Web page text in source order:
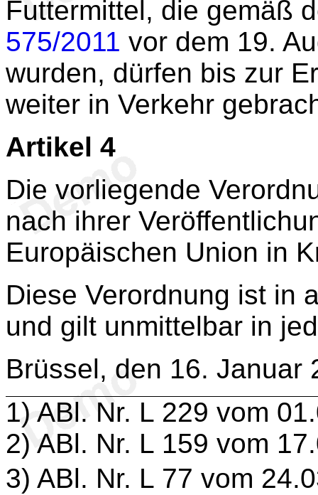
Futtermittel, die gemäß
575/2011 vor dem 19.
wurden, dürfen bis zur
weiter in Verkehr
Artikel 4
Die vorliegende
nach ihrer
Europäischen Union in
Diese Verordnung ist in
und gilt unmittelbar in
Brüssel, den 16. Januar
1) ABl. Nr. L 229 vom
2) ABl. Nr. L 159 vom
3) ABl. Nr. L 77 vom